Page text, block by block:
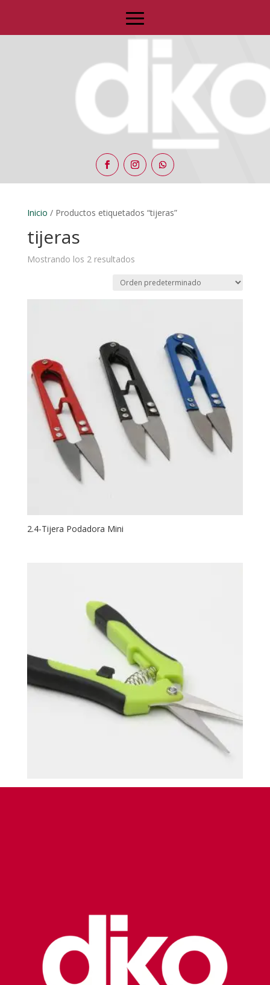
Inicio / Productos etiquetados “tijeras”
tijeras
Mostrando los 2 resultados
2.4-Tijera Podadora Mini